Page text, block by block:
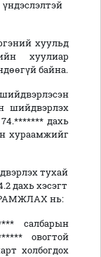
хуульд
хуулиар
байна.
шийдвэрлэх
дахь
хураамжийг
тухай
дахь хэсэгт
нь:
салбарын
овогтой
холбогдох